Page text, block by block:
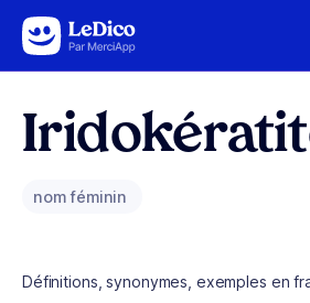
Aller au contenu
nom féminin
Définitions, synonymes, exemples en